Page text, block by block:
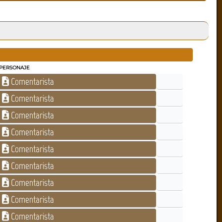
Comentarista
Comentarista
Comentarista
Comentarista
Comentarista
Comentarista
Comentarista
Comentarista
Comentarista